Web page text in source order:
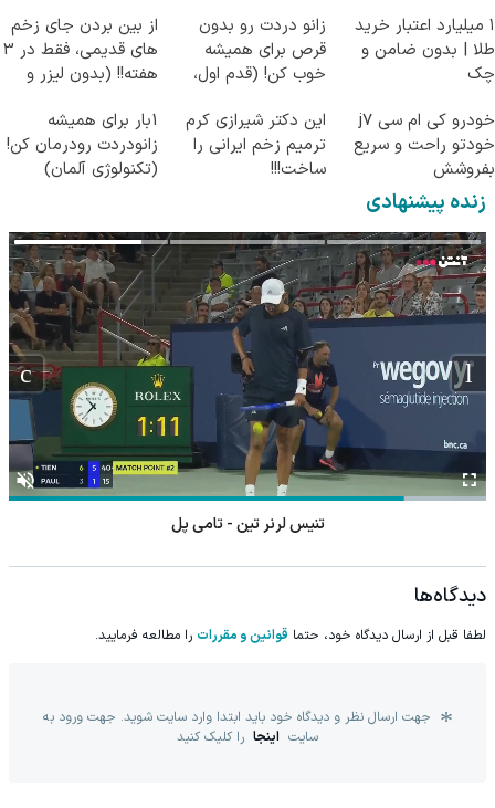
۱ میلیارد اعتبار خرید
طلا | بدون ضامن و
چک
زانو دردت رو بدون
قرص برای همیشه
خوب کن! (قدم اول،
از بین بردن جای زخم
های قدیمی، فقط در 3
هفته!! (بدون لیزر و
خودرو کی ام سی j7
خودتو راحت و سریع
بفروشش
این دکتر شیرازی کرم
ترمیم زخم ایرانی را
ساخت!!!
1بار برای همیشه
زانودردت رودرمان کن!
(تکنولوژی آلمان)
زنده پیشنهادی
تنیس لرنر تین - تامی پل
دیدگاه‌ها
لطفا قبل از ارسال دیدگاه خود، حتما قوانین و مقررات را مطالعه فرمایید.
جهت ارسال نظر و دیدگاه خود باید ابتدا وارد سایت شوید. جهت ورود به
سایت اینجا را کلیک کنید